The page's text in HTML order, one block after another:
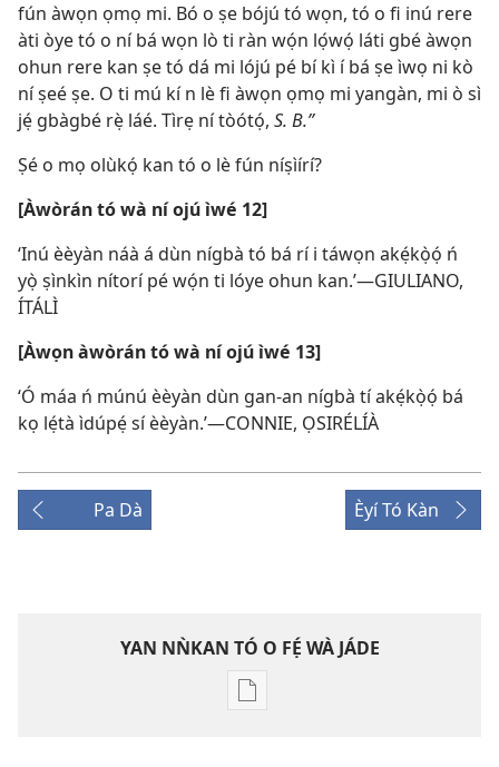
fún àwọn ọmọ mi. Bó o ṣe bójú tó wọn, tó o fi inú rere
àti òye tó o ní bá wọn lò ti ràn wọ́n lọ́wọ́ láti gbé àwọn
ohun rere kan ṣe tó dá mi lójú pé bí kì í bá ṣe ìwọ ni kò
ní ṣeé ṣe. O ti mú kí n lè fi àwọn ọmọ mi yangàn, mi ò sì
jẹ́ gbàgbé rẹ̀ láé. Tìrẹ ní tòótọ́, S. B.”
Ṣé o mọ olùkọ́ kan tó o lè fún níṣìírí?
[Àwòrán tó wà ní ojú ìwé 12]
‘Inú èèyàn náà á dùn nígbà tó bá rí i táwọn akẹ́kọ̀ọ́ ń
yọ̀ ṣìnkìn nítorí pé wọ́n ti lóye ohun kan.’—GIULIANO,
ÍTÁLÌ
[Àwọn àwòrán tó wà ní ojú ìwé 13]
‘Ó máa ń múnú èèyàn dùn gan-an nígbà tí akẹ́kọ̀ọ́ bá
kọ lẹ́tà ìdúpẹ́ sí èèyàn.’—CONNIE, ỌSIRÉLÍÀ
Pa Dà Èyí Tó Kàn
YAN NǸKAN TÓ O FẸ́ WÀ JÁDE
Bó